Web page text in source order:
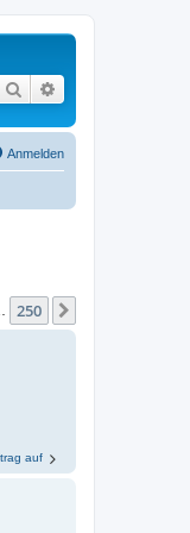
Suche
Anmelden
250
auf